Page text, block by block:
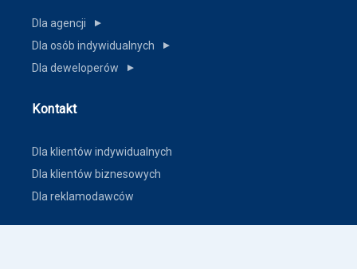
Dla agencji ▼
Dla osób indywidualnych ▼
Dla deweloperów ▼
Kontakt
Dla klientów indywidualnych
Dla klientów biznesowych
Dla reklamodawców